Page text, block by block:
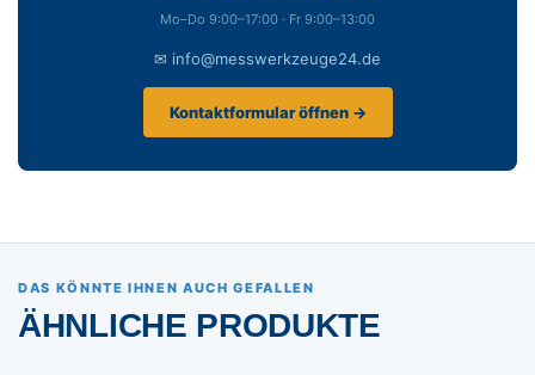
Mo–Do 9:00–17:00 · Fr 9:00–13:00
✉ info@messwerkzeuge24.de
Kontaktformular öffnen →
DAS KÖNNTE IHNEN AUCH GEFALLEN
ÄHNLICHE PRODUKTE